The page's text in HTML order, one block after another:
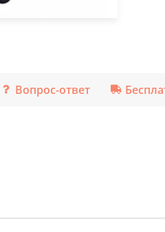
Вопрос-ответ